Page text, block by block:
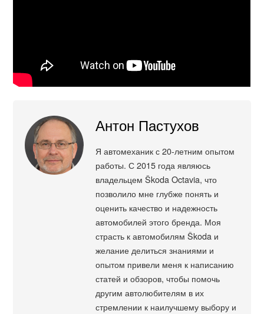
Антон Пастухов
Я автомеханик с 20-летним опытом
работы. С 2015 года являюсь
владельцем Škoda Octavia, что
позволило мне глубже понять и
оценить качество и надежность
автомобилей этого бренда. Моя
страсть к автомобилям Škoda и
желание делиться знаниями и
опытом привели меня к написанию
статей и обзоров, чтобы помочь
другим автолюбителям в их
стремлении к наилучшему выбору и